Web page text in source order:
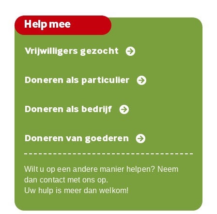
Help mee
Vrijwilligers gezocht
Doneren als particulier
Doneren als bedrijf
Doneren van goederen
Wilt u op een andere manier helpen? Neem
dan contact met ons op.
Uw hulp is meer dan welkom!